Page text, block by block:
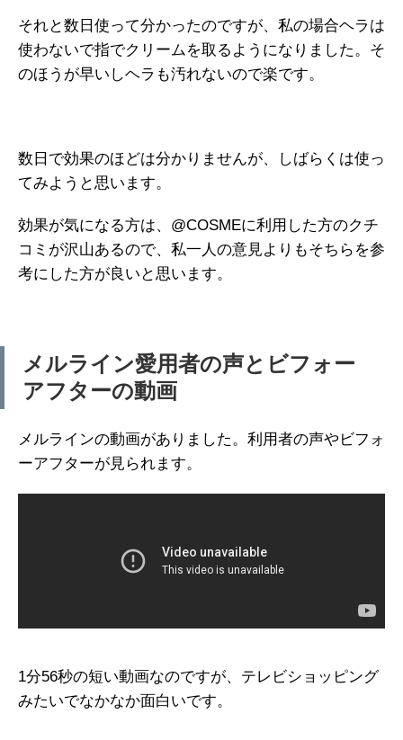
それと数日使って分かったのですが、私の場合ヘラは
使わないで指でクリームを取るようになりました。そ
のほうが早いしヘラも汚れないので楽です。
数日で効果のほどは分かりませんが、しばらくは使っ
てみようと思います。
効果が気になる方は、@COSMEに利用した方のクチ
コミが沢山あるので、私一人の意見よりもそちらを参
考にした方が良いと思います。
メルライン愛用者の声とビフォー
アフターの動画
メルラインの動画がありました。利用者の声やビフォ
ーアフターが見られます。
1分56秒の短い動画なのですが、テレビショッピング
みたいでなかなか面白いです。